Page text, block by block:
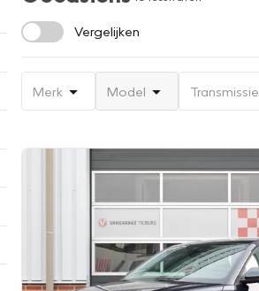
Vergelijken
Merk Model Transmissie